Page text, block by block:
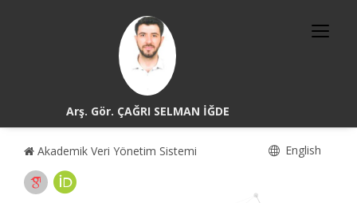
Arş. Gör. ÇAĞRI SELMAN İĞDE
Akademik Veri Yönetim Sistemi English